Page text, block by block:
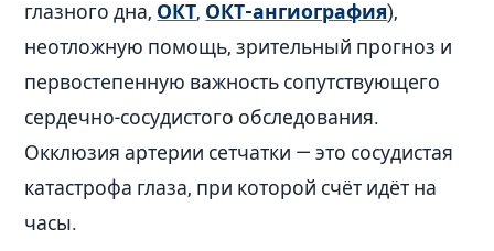
глазного дна, ОКТ, ОКТ-ангиография),
неотложную помощь, зрительный прогноз и
первостепенную важность сопутствующего
сердечно-сосудистого обследования.
Окклюзия артерии сетчатки — это сосудистая
катастрофа глаза, при которой счёт идёт на
часы.